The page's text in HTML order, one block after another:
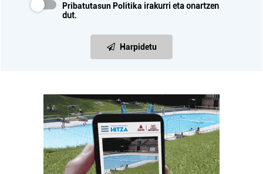
Pribatutasun Politika irakurri eta onartzen
dut.
Harpidetu